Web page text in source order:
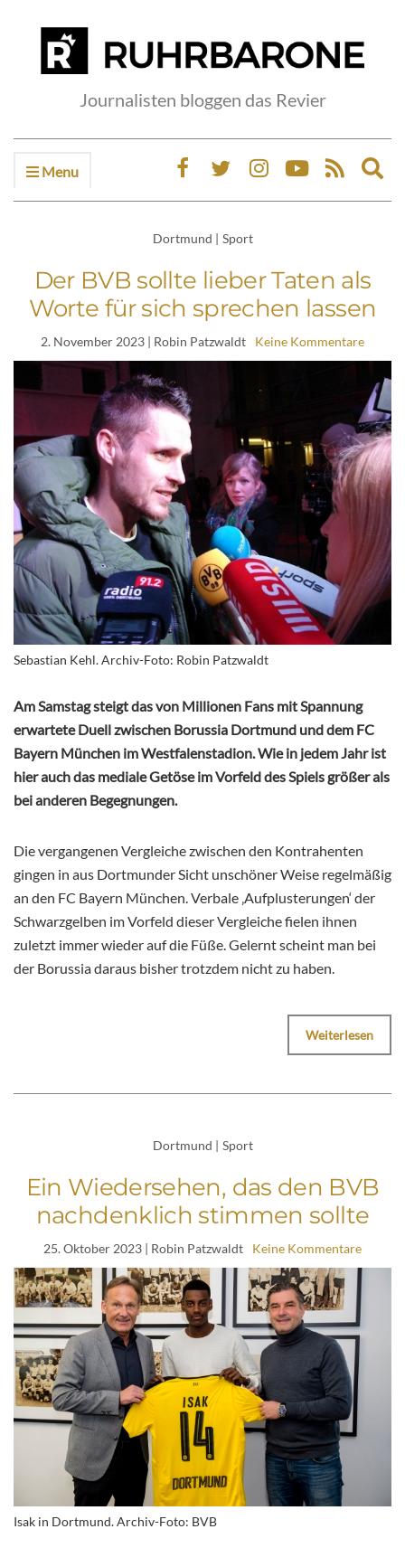
Journalisten bloggen das Revier
Menu
Dortmund | Sport
Der BVB sollte lieber Taten als
Worte für sich sprechen lassen
2. November 2023 | Robin Patzwaldt Keine Kommentare
Sebastian Kehl. Archiv-Foto: Robin Patzwaldt
Am Samstag steigt das von Millionen Fans mit Spannung
erwartete Duell zwischen Borussia Dortmund und dem FC
Bayern München im Westfalenstadion. Wie in jedem Jahr ist
hier auch das mediale Getöse im Vorfeld des Spiels größer als
bei anderen Begegnungen.
Die vergangenen Vergleiche zwischen den Kontrahenten
gingen in aus Dortmunder Sicht unschöner Weise regelmäßig
an den FC Bayern München. Verbale ‚Aufplusterungen‘ der
Schwarzgelben im Vorfeld dieser Vergleiche fielen ihnen
zuletzt immer wieder auf die Füße. Gelernt scheint man bei
der Borussia daraus bisher trotzdem nicht zu haben.
Weiterlesen
Dortmund | Sport
Ein Wiedersehen, das den BVB
nachdenklich stimmen sollte
25. Oktober 2023 | Robin Patzwaldt Keine Kommentare
Isak in Dortmund. Archiv-Foto: BVB